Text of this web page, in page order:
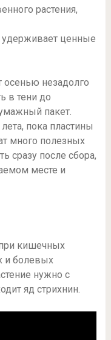
ценные
осенью незадолго
в тени до
пакет.
пока пластины
много полезных
сразу после сбора,
месте и
кишечных
и болевых
нужно с
яд стрихнин.